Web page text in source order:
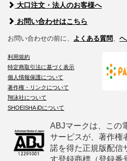
大口注文・法人のお客様へ
お問い合わせはこちら
お問い合わせの前に、 よくある質問
利用規約
特定商取引法に基づく表示
個人情報保護について
著作権・リンクについて
翔泳社について
SHOEISHA iDについて
ABJマークは、この
サービスが、著作権
諾を得た正規版配信
す登録商標（登録番